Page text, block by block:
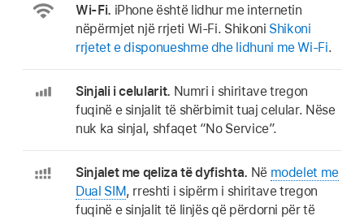
Wi-Fi. iPhone është lidhur me internetin
nëpërmjet një rrjeti Wi-Fi. Shikoni Shikoni
rrjetet e disponueshme dhe lidhuni me Wi-Fi.
Sinjali i celularit. Numri i shiritave tregon
fuqinë e sinjalit të shërbimit tuaj celular. Nëse
nuk ka sinjal, shfaqet “No Service”.
Sinjalet me qeliza të dyfishta. Në modelet me
Dual SIM, rreshti i sipërm i shiritave tregon
fuqinë e sinjalit të linjës që përdorni për të